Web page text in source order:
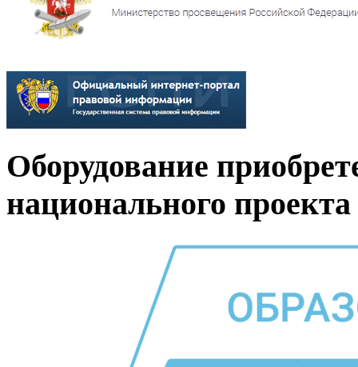
Оборудование
национального